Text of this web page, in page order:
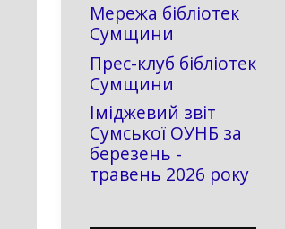
Мережа бібліотек
Сумщини
Прес-клуб бібліотек
Сумщини
Іміджевий звіт
Сумської ОУНБ за
березень -
травень 2026 року